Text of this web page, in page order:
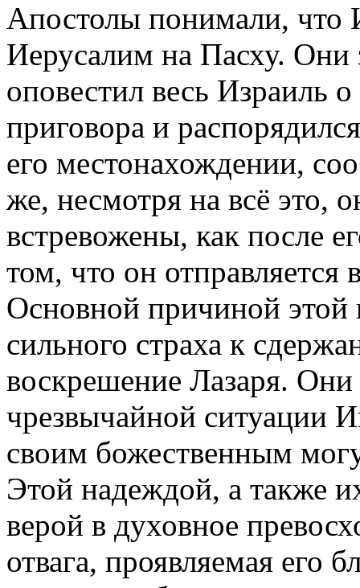
Апостолы понимали, что
Иерусалим на Пасху. Они
оповестил весь Израиль
приговора и
его местонахождении,
же, несмотря на всё это,
встревожены, как после
том, что он
Основной причиной
сильного страха к
воскрешение Лазаря.
чрезвычайной ситуации
своим божественным
Этой надеждой, а также
верой в духовное
отвага, проявляемая